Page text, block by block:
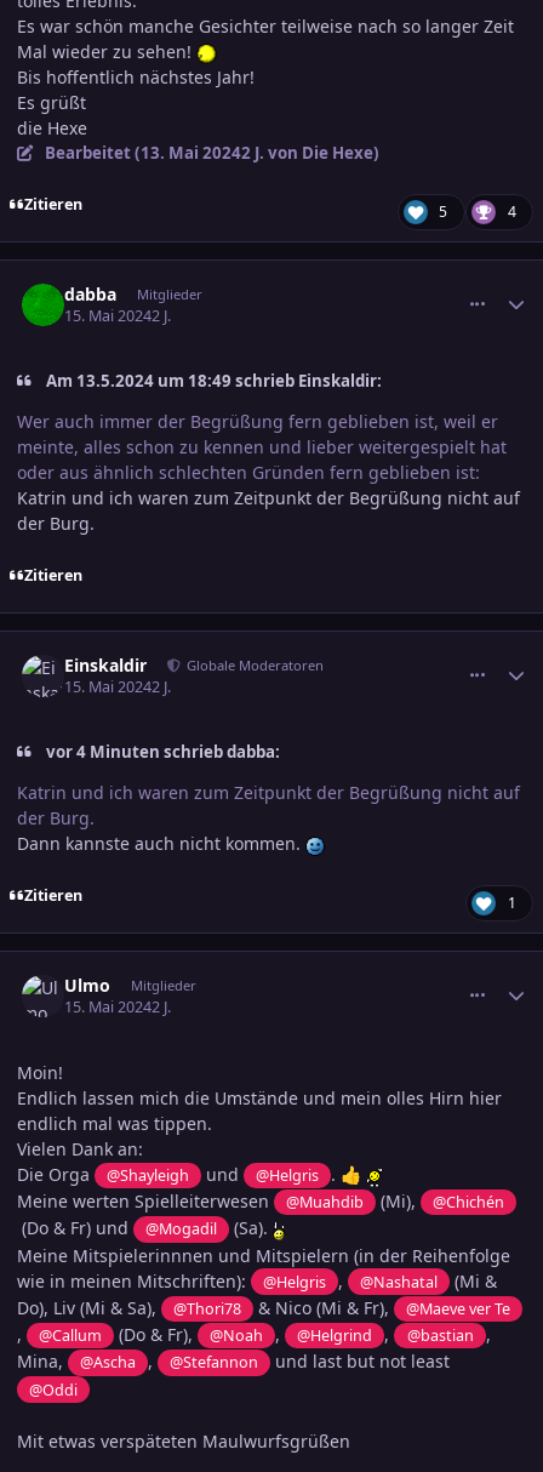
Es war schön manche Gesichter teilweise nach so langer Zeit
Mal wieder zu sehen!
Bis hoffentlich nächstes Jahr!
Es grüßt
die Hexe
Bearbeitet (13. Mai 20242 J. von Die Hexe)
Zitieren 5 4
dabba Mitglieder
15. Mai 20242 J.
Am 13.5.2024 um 18:49 schrieb Einskaldir:
Wer auch immer der Begrüßung fern geblieben ist, weil er
meinte, alles schon zu kennen und lieber weitergespielt hat
oder aus ähnlich schlechten Gründen fern geblieben ist:
Katrin und ich waren zum Zeitpunkt der Begrüßung nicht auf
der Burg.
Zitieren
Einskaldir Globale Moderatoren
15. Mai 20242 J.
vor 4 Minuten schrieb dabba:
Katrin und ich waren zum Zeitpunkt der Begrüßung nicht auf
der Burg.
Dann kannste auch nicht kommen.
Zitieren 1
Ulmo Mitglieder
15. Mai 20242 J.
Moin!
Endlich lassen mich die Umstände und mein olles Hirn hier
endlich mal was tippen.
Vielen Dank an:
Die Orga
@Shayleigh und @Helgris . 👍
Meine werten Spielleiterwesen @Muahdib (Mi), @Chichén
(Do & Fr) und @Mogadil
(Sa).
Meine Mitspielerinnnen und Mitspielern (in der Reihenfolge
wie in meinen Mitschriften):
@Helgris , @Nashatal
(Mi &
Do), Liv (Mi & Sa),
@Thori78 & Nico (Mi & Fr), @Maeve ver Te
, @Callum (Do & Fr), @Noah , @Helgrind , @bastian
,
Mina,
@Ascha , @Stefannon und last but not least
@Oddi
Mit etwas verspäteten Maulwurfsgrüßen